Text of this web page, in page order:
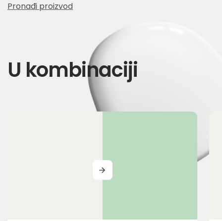
Pronađi proizvod
U kombinaciji
MORE